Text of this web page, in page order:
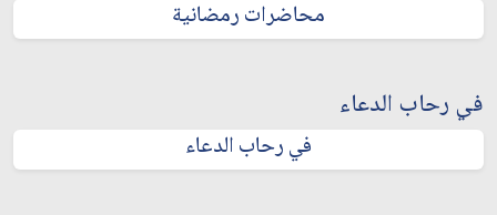
محاضرات رمضانية
في رحاب الدعاء
في رحاب الدعاء